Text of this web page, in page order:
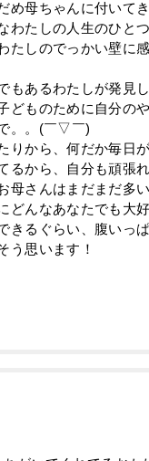
め母ちゃんに付いて
わたしの人生のひと
たしのでっかい壁に
もあるわたしが発見
どものために自分の
。。(￣▽￣)
りから、何だか毎日
るから、自分も頑張
母さんはまだまだ多
どんなあなたでも大
きるぐらい、腹いっ
う思います！